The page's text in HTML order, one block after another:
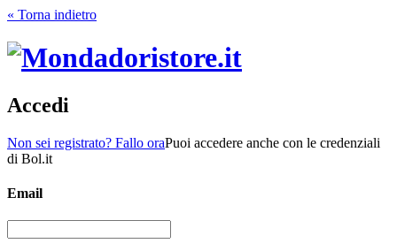
« Torna indietro
Accedi
Non sei registrato? Fallo oraPuoi accedere anche con le credenziali
di Bol.it
Email